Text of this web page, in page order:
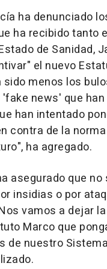
ha denunciado
ha recibido tanto
de Sanidad,
el nuevo
sido menos los
news' que
han intentado
contra de la
ha agregado.
asegurado que no
insidias o por
vamos a dejar
Marco que
de nuestro